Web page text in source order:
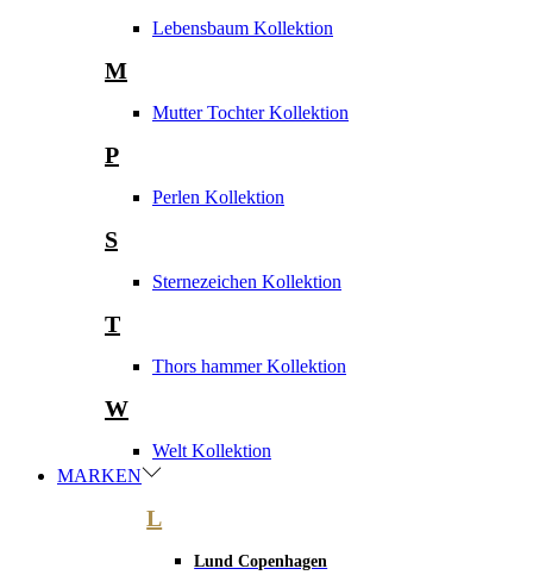
Lebensbaum Kollektion
M
Mutter Tochter Kollektion
P
Perlen Kollektion
S
Sternezeichen Kollektion
T
Thors hammer Kollektion
W
Welt Kollektion
MARKEN
L
Lund Copenhagen